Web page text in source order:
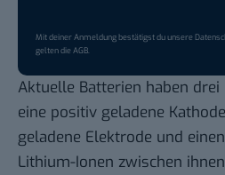
Mit deiner Anmeldung bestätigst du unsere
gelten dieAGB.
Aktuelle Batterien haben
eine positiv geladene
geladene Elektrode und
Lithium-Ionen zwischen